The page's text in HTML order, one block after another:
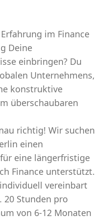
im Finance
Deine
einbringen? Du
Unternehmens,
konstruktive
überschaubaren
richtig! Wir suchen
einen
eine längerfristige
Finance unterstützt.
vereinbart
20 Stunden pro
von 6-12 Monaten